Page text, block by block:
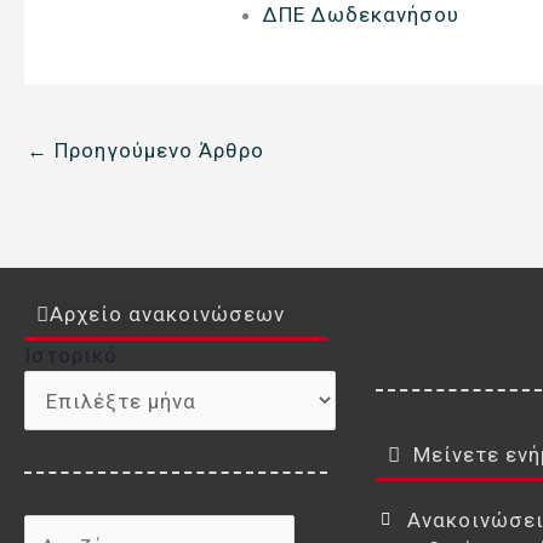
ΔΠΕ Δωδεκανήσου
← Προηγούμενο Άρθρο
Αρχείο ανακοινώσεων
Μείνετε